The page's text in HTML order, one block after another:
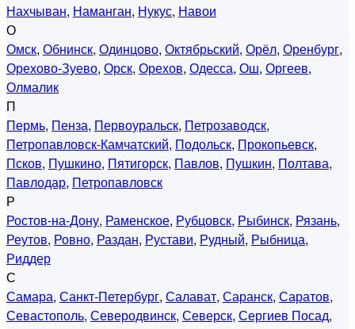
Нахчыван, Наманган, Нукус, Навои
О
Омск, Обнинск, Одинцово, Октябрьский, Орёл, Оренбург,
Орехово-Зуево, Орск, Орехов, Одесса, Ош, Оргеев,
Олмалик
П
Пермь, Пенза, Первоуральск, Петрозаводск,
Петропавловск-Камчатский, Подольск, Прокопьевск,
Псков, Пушкино, Пятигорск, Павлов, Пушкин, Полтава,
Павлодар, Петропавловск
Р
Ростов-на-Дону, Раменское, Рубцовск, Рыбинск, Рязань,
Реутов, Ровно, Раздан, Рустави, Рудный, Рыбница,
Риддер
С
Самара, Санкт-Петербург, Салават, Саранск, Саратов,
Севастополь, Северодвинск, Северск, Сергиев Посад,